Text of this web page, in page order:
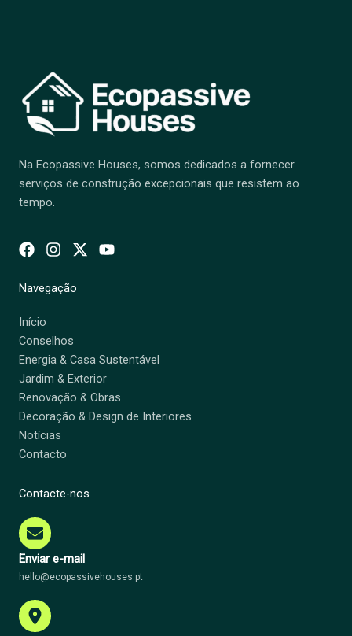
Na Ecopassive Houses, somos dedicados a fornecer
serviços de construção excepcionais que resistem ao
tempo.
Navegação
Início
Conselhos
Energia & Casa Sustentável
Jardim & Exterior
Renovação & Obras
Decoração & Design de Interiores
Notícias
Contacto
Contacte-nos
Enviar e-mail
hello@ecopassivehouses.pt